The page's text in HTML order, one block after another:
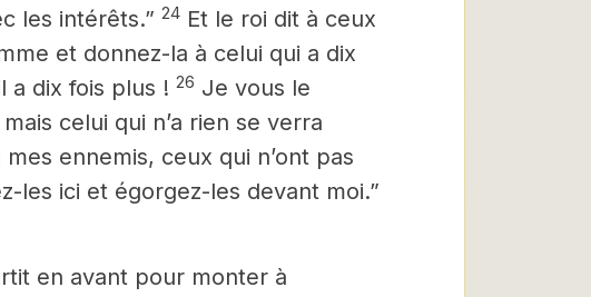
les intérêts.” 24 Et le roi dit à ceux
et donnez-la à celui qui a dix
a dix fois plus ! 26 Je vous le
celui qui n’a rien se verra
mes ennemis, ceux qui n’ont pas
les ici et égorgez-les devant moi.”
en avant pour monter à